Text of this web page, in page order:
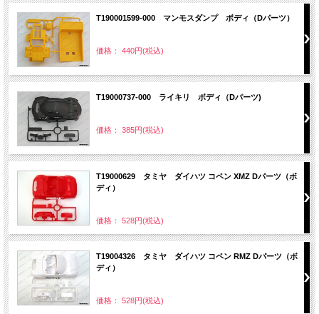
T190001599-000 マンモスダンプ ボディ（Dパーツ）
価格： 440円(税込)
T19000737-000 ライキリ ボディ（Dパーツ)
価格： 385円(税込)
T19000629 タミヤ ダイハツ コペン XMZ Dパーツ（ボ
ディ）
価格： 528円(税込)
T19004326 タミヤ ダイハツ コペン RMZ Dパーツ（ボ
ディ）
価格： 528円(税込)